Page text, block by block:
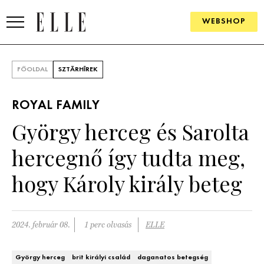
WEBSHOP
SZÉPSÉG
PSZICHÉ
ÉLETMÓD
PÁRKAPCSOLAT
FŐOLDAL SZTÁRHÍREK
ROYAL FAMILY
György herceg és Sarolta
hercegnő így tudta meg,
hogy Károly király beteg
2024. február 08. 1 perc olvasás ELLE
György herceg brit királyi család
daganatos betegség